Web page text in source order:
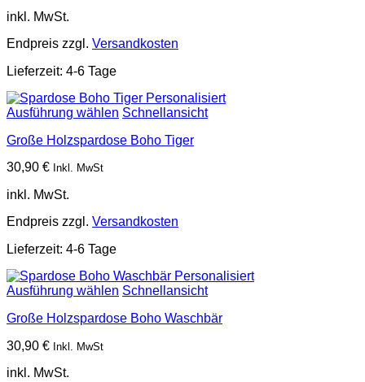
inkl. MwSt.
Endpreis zzgl. Versandkosten
Lieferzeit: 4-6 Tage
Ausführung wählen Schnellansicht
Große Holzspardose Boho Tiger
30,90 € Inkl. MwSt
inkl. MwSt.
Endpreis zzgl. Versandkosten
Lieferzeit: 4-6 Tage
Ausführung wählen Schnellansicht
Große Holzspardose Boho Waschbär
30,90 € Inkl. MwSt
inkl. MwSt.